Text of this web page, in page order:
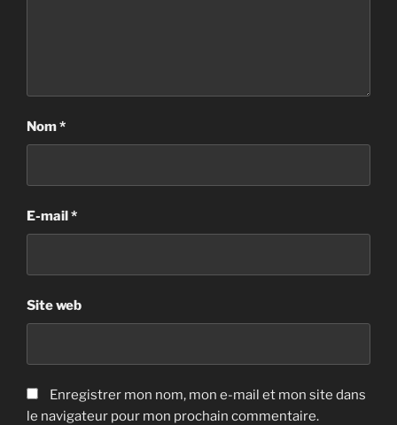
Nom*
E-mail*
Site web
Enregistrer mon nom, mon e-mail et mon site dans
le navigateur pour mon prochain commentaire.